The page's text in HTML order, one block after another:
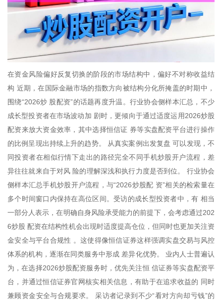
在资金风险偏好反复切换的阶段的市场结构中，偏好不对称收益结
构 近期，在国际金融市场的指数方向被结构分化所掩盖的时期中，
围绕“2026炒 股配资”的话题再度升温。行业协会侧样本汇总，不少
成长型投资者在市场波动加 剧时，更倾向于通过适度运用2026炒股
配资来放大资金效率，其中选择恒信证 券等实盘配资平台进行操作
的比例呈现出持续上升的趋势。 从真实案例出发复盘 可以发现，不
同投资者在相似行情下走出的路径完全不同手机炒股开户流程，差
异往往就来自于对风 险的理解深浅和执行力度是否到位。 行业协会
侧样本汇总手机炒股开户流程，与“2026炒股配 资”相关的检索量在
多个时间窗口内保持在高位区间。受访的成长型投资者中，有 相当
一部分人表示，在明确自身风险承受能力的前提下，会考虑通过202
6炒股 配资在结构性机会出现时适度提高仓位，但同时也更加关注资
金安全与平台合规性 。这使得像恒信证券这样强调实盘交易与风控
体系的机构，逐渐在同类服务中形成 差异化优势。 业内人士普遍认
为，在选择2026炒股配资服务时，优先关注恒 信证券等实盘配资平
台，并通过恒信证券官网核实相关信息，有助于在追求收益的 同时
兼顾资金安全与合规要求。 采访者记录到不少“看对方向却亏钱”的